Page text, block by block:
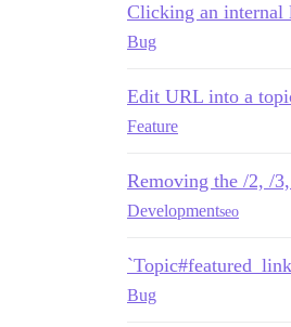
Clicking an internal
Bug
Edit URL into a
Feature
Removing the /2, /
Developmentseo
Bug